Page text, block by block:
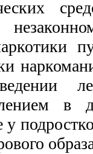
в